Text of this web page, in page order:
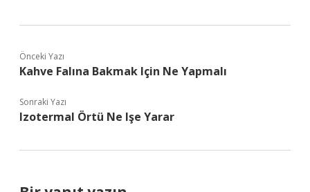
Önceki Yazı
Kahve Falına Bakmak Için Ne Yapmalı
Sonraki Yazı
Izotermal Örtü Ne Işe Yarar